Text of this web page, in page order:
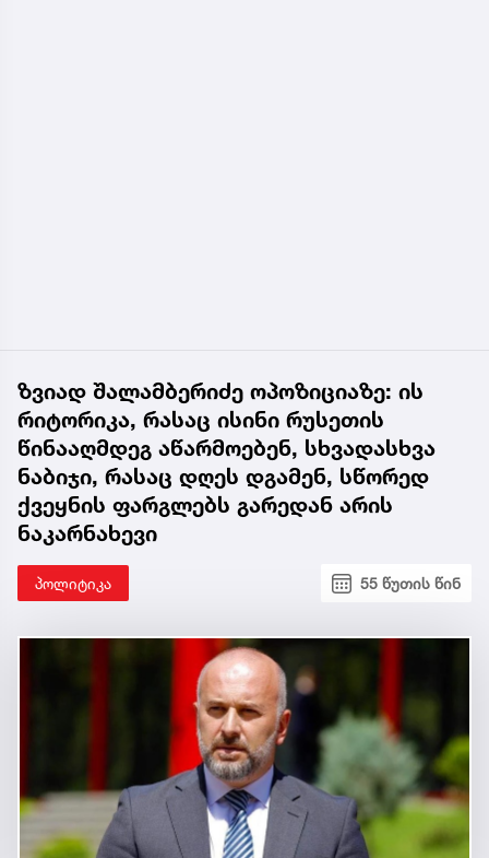
ზვიად შალამბერიძე ოპოზიციაზე: ის
რიტორიკა, რასაც ისინი რუსეთის
წინააღმდეგ აწარმოებენ, სხვადასხვა
ნაბიჯი, რასაც დღეს დგამენ, სწორედ
ქვეყნის ფარგლებს გარედან არის
ნაკარნახევი
პოლიტიკა 55 წუთის წინ